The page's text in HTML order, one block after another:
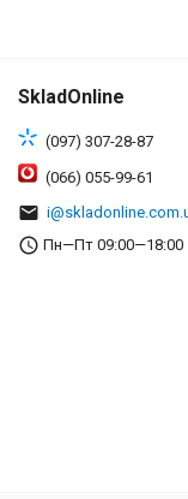
SkladOnline
(097) 307-28-87
(066) 055-99-61
Пн—Пт 09:00—18:00